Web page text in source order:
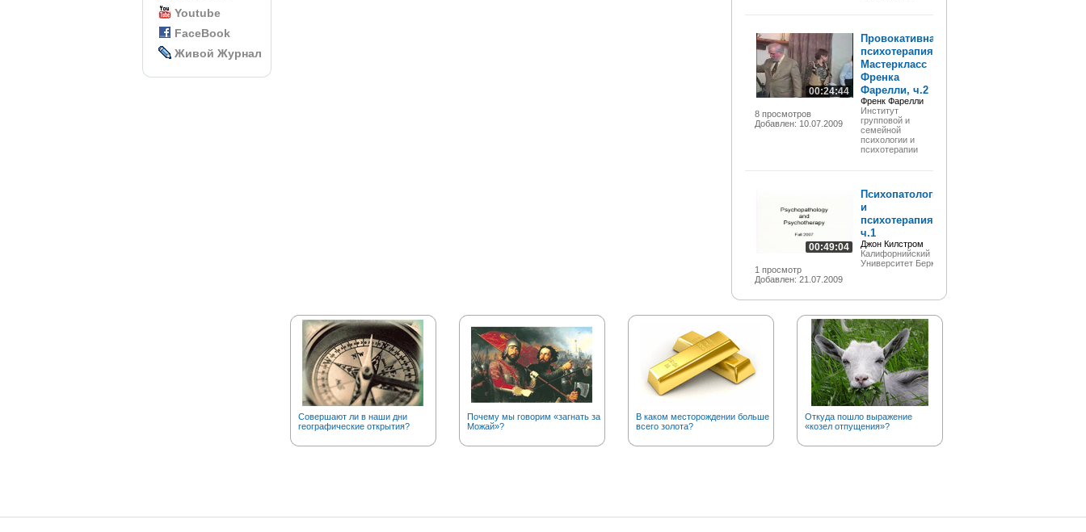
Youtube
FaceBook
Живой Журнал
00:24:44
8 просмотров
Добавлен: 10.07.2009
Провокативная
психотерапия.
Мастеркласс
Френка
Фарелли, ч.2
Френк Фарелли
Институт
групповой и
семейной
психологии и
психотерапии
00:49:04
1 просмотр
Добавлен: 21.07.2009
Психопатология
и
психотерапия,
ч.1
Джон Килстром
Калифорнийский
Университет Беркли
Совершают ли в наши дни
географические открытия?
Почему мы говорим «загнать за
Можай»?
В каком месторождении больше
всего золота?
Откуда пошло выражение
«козел отпущения»?